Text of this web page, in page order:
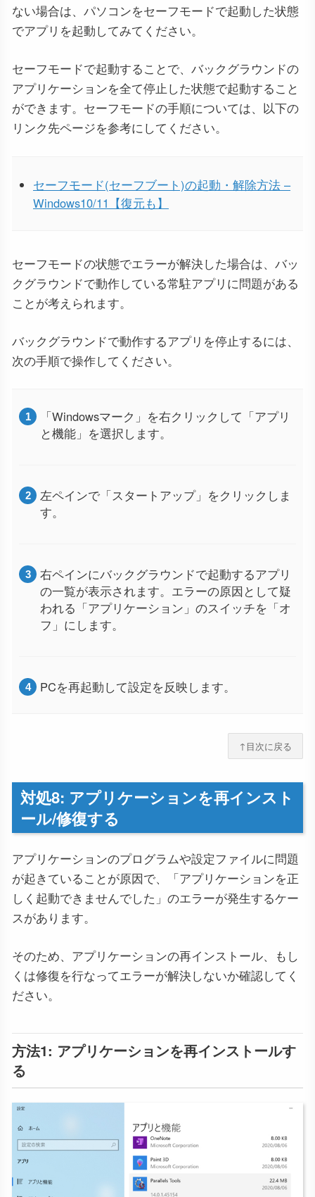
ない場合は、パソコンをセーフモードで起動した状態
でアプリを起動してみてください。
セーフモードで起動することで、バックグラウンドの
アプリケーションを全て停止した状態で起動すること
ができます。セーフモードの手順については、以下の
リンク先ページを参考にしてください。
セーフモード(セーフブート)の起動・解除方法 –
Windows10/11【復元も】
セーフモードの状態でエラーが解決した場合は、バッ
クグラウンドで動作している常駐アプリに問題がある
ことが考えられます。
バックグラウンドで動作するアプリを停止するには、
次の手順で操作してください。
「Windowsマーク」を右クリックして「アプリ
と機能」を選択します。
左ペインで「スタートアップ」をクリックしま
す。
右ペインにバックグラウンドで起動するアプリ
の一覧が表示されます。エラーの原因として疑
われる「アプリケーション」のスイッチを「オ
フ」にします。
PCを再起動して設定を反映します。
↑目次に戻る
対処8: アプリケーションを再インスト
ール/修復する
アプリケーションのプログラムや設定ファイルに問題
が起きていることが原因で、「アプリケーションを正
しく起動できませんでした」のエラーが発生するケー
スがあります。
そのため、アプリケーションの再インストール、もし
くは修復を行なってエラーが解決しないか確認してく
ださい。
方法1: アプリケーションを再インストールす
る